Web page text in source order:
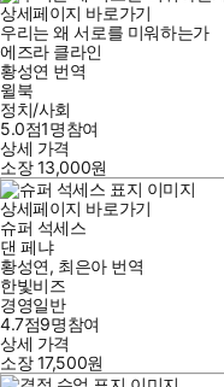
상세페이지 바로가기
우리는 왜 서로를 미워하는가
에즈라 클라인
황성연 번역
윌북
정치/사회
5.0점1명참여
상세 가격
소장13,000원
상세페이지 바로가기
슈퍼 석세스
댄 페냐
황성연, 최은아번역
한빛비즈
경영일반
4.7점9명참여
상세 가격
소장17,500원